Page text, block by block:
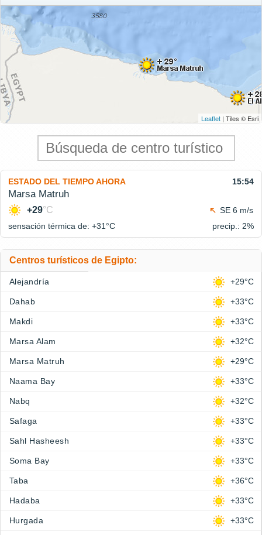
Leaflet | Tiles © Esri
ESTADO DEL TIEMPO AHORA 15:54
Marsa Matruh
+29°C
SE 6 m/s
sensación térmica de: +31°C precip.: 2%
Centros turísticos de Egipto:
Alejandría +29°C
Dahab +33°C
Makdi +33°C
Marsa Alam +32°C
Marsa Matruh +29°C
Naama Bay +33°C
Nabq +32°C
Safaga +33°C
Sahl Hasheesh +33°C
Soma Bay +33°C
Taba +36°C
Hadaba +33°C
Hurgada +33°C